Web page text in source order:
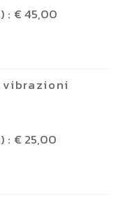
: € 45,00
: € 25,00